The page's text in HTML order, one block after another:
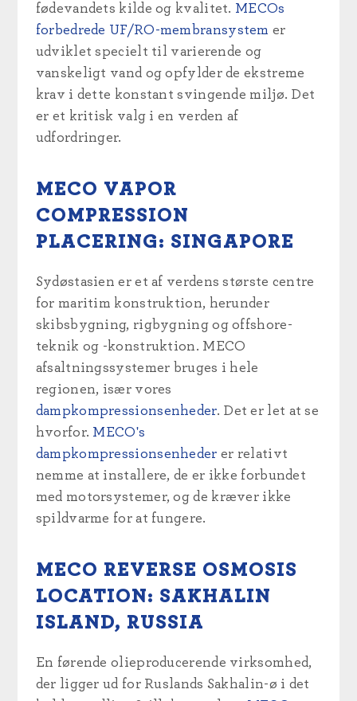
fødevandets kilde og kvalitet. MECOs
forbedrede UF/RO-membransystem er
udviklet specielt til varierende og
vanskeligt vand og opfylder de ekstreme
krav i dette konstant svingende miljø. Det
er et kritisk valg i en verden af
udfordringer.
MECO VAPOR
COMPRESSION
PLACERING: SINGAPORE
Sydøstasien er et af verdens største centre
for maritim konstruktion, herunder
skibsbygning, rigbygning og offshore-
teknik og -konstruktion. MECO
afsaltningssystemer bruges i hele
regionen, især vores
dampkompressionsenheder. Det er let at se
hvorfor. MECO's
dampkompressionsenheder er relativt
nemme at installere, de er ikke forbundet
med motorsystemer, og de kræver ikke
spildvarme for at fungere.
MECO REVERSE OSMOSIS
LOCATION: SAKHALIN
ISLAND, RUSSIA
En førende olieproducerende virksomhed,
der ligger ud for Ruslands Sakhalin-ø i det